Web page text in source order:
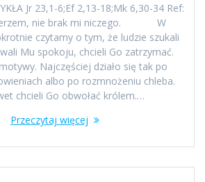
Jr 23,1-6;Ef 2,13-18;Mk 6,30-34 Ref:
nie brak mi niczego. W
czytamy o tym, że ludzie szukali
Mu spokoju, chcieli Go zatrzymać.
Najczęściej działo się tak po
albo po rozmnożeniu chleba.
chcieli Go obwołać królem.…
Przeczytaj więcej